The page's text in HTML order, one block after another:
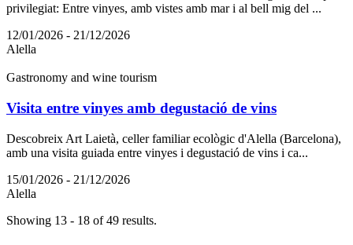
privilegiat: Entre vinyes, amb vistes amb mar i al bell mig del ...
12/01/2026 - 21/12/2026
Alella
Gastronomy and wine tourism
Visita entre vinyes amb degustació de vins
Descobreix Art Laietà, celler familiar ecològic d'Alella (Barcelona),
amb una visita guiada entre vinyes i degustació de vins i ca...
15/01/2026 - 21/12/2026
Alella
Showing 13 - 18 of 49 results.